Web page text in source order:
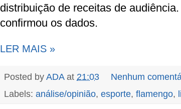
distribuição de receitas de
confirmou os dados.
LER MAIS »
Posted by ADA at 21:03
Nenhum
Labels: análise/opinião, esporte, flamengo,